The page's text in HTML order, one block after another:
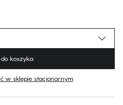
dla tego produktu
do koszyka
w sklepie stacjonarnym